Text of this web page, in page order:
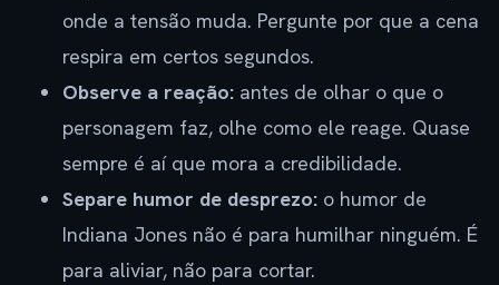
onde a tensão muda. Pergunte por que a cena
respira em certos segundos.
Observe a reação: antes de olhar o que o
personagem faz, olhe como ele reage. Quase
sempre é aí que mora a credibilidade.
Separe humor de desprezo: o humor de
Indiana Jones não é para humilhar ninguém. É
para aliviar, não para cortar.